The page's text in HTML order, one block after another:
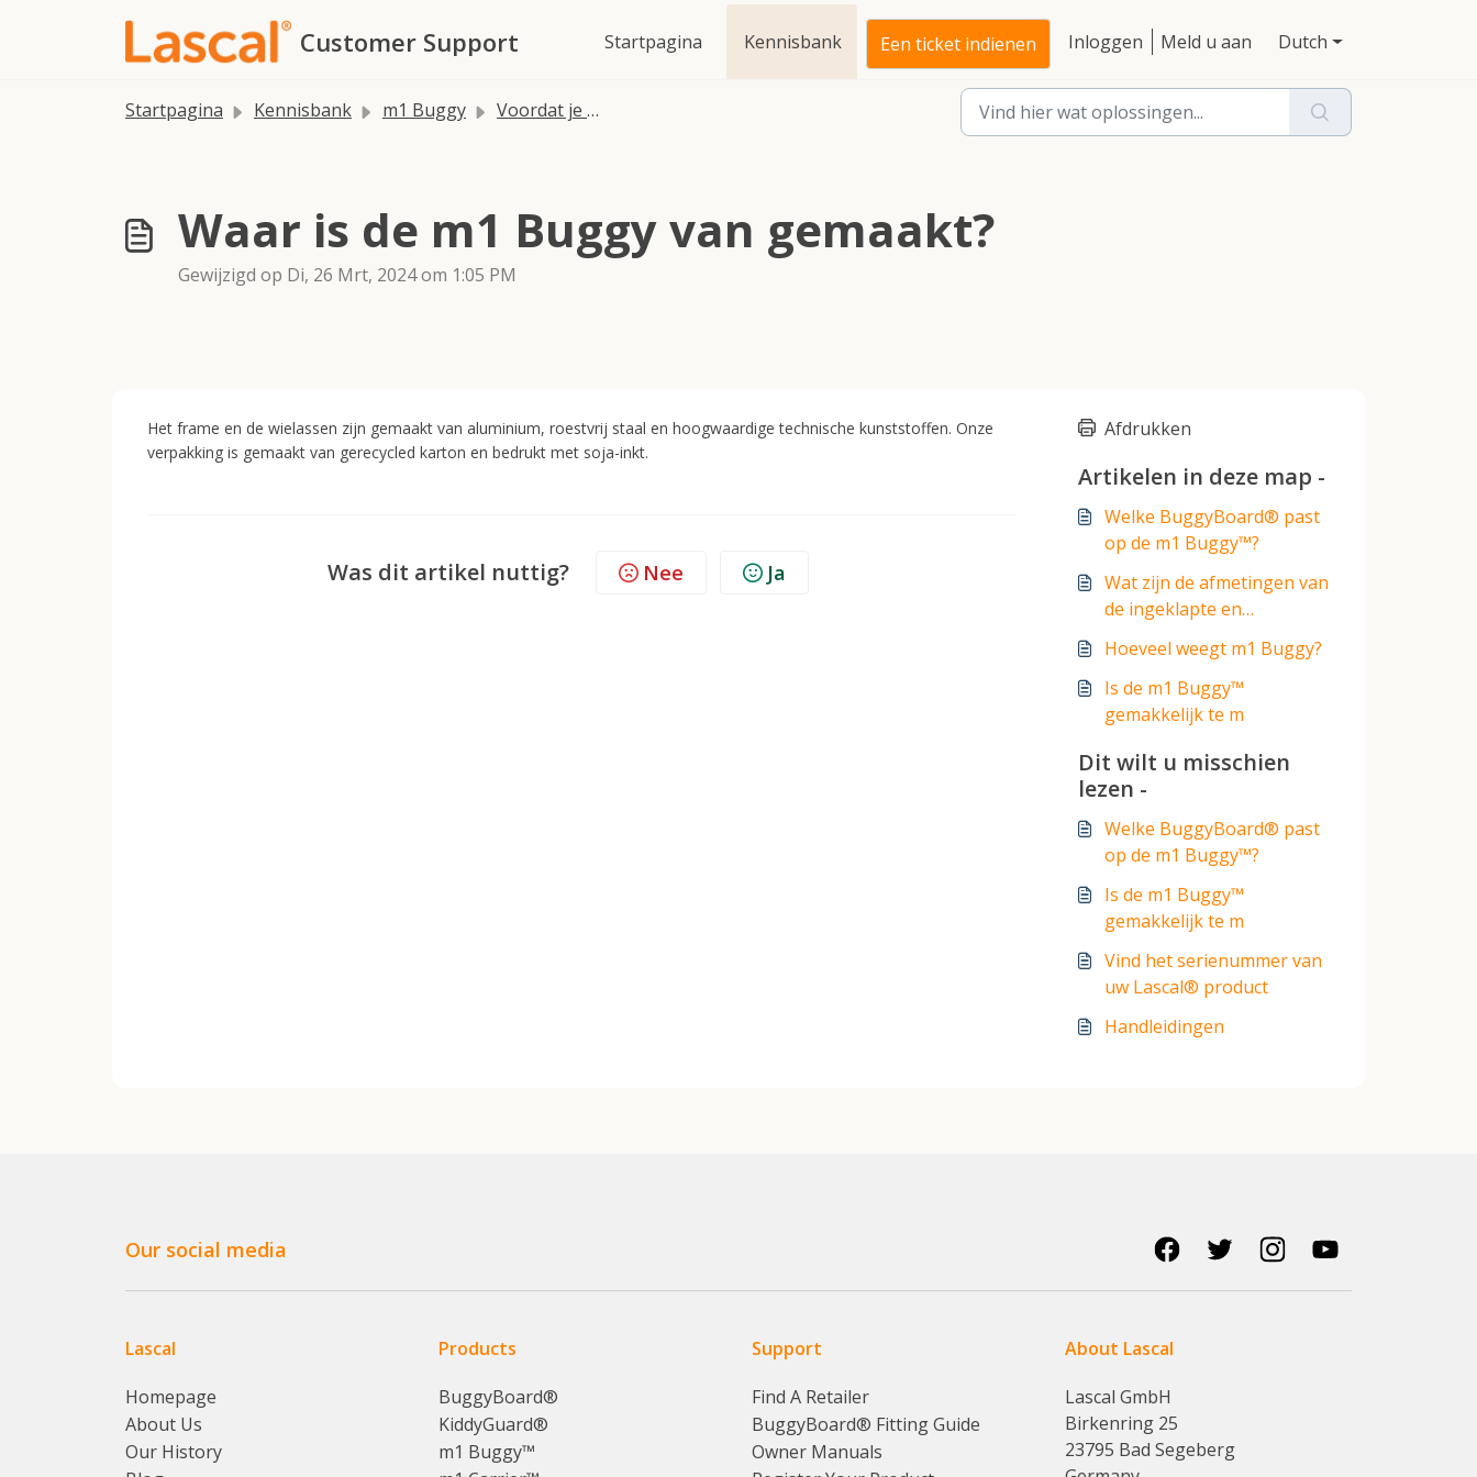
Customer Support Startpagina Kennisbank Een ticket indienen Inloggen Meld u aan Dutch
Startpagina Kennisbank m1 Buggy Voordat je koopt Vragen
Waar is de m1 Buggy van gemaakt?
Gewijzigd op Di, 26 Mrt, 2024 om 1:05 PM
Het frame en de wielassen zijn gemaakt van aluminium, roestvrij staal en hoogwaardige technische kunststoffen. Onze
verpakking is gemaakt van gerecycled karton en bedrukt met soja-inkt.
Was dit artikel nuttig? Nee Ja
Afdrukken
Artikelen in deze map -
Welke BuggyBoard® past
op de m1 Buggy™?
Wat zijn de afmetingen van
de ingeklapte en
Hoeveel weegt m1 Buggy?
Is de m1 Buggy™
gemakkelijk te m
Dit wilt u misschien
lezen -
Welke BuggyBoard® past
op de m1 Buggy™?
Is de m1 Buggy™
gemakkelijk te m
Vind het serienummer van
uw Lascal® product
Handleidingen
Our social media
Lascal
Homepage
About Us
Our History
Products
BuggyBoard®
KiddyGuard®
m1 Buggy™
Support
Find A Retailer
BuggyBoard® Fitting Guide
Owner Manuals
About Lascal
Lascal GmbH
Birkenring 25
23795 Bad Segeberg